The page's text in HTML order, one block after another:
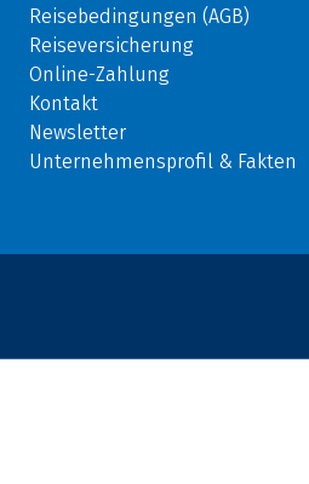
Reisebedingungen (AGB)
Reiseversicherung
Online-Zahlung
Kontakt
Newsletter
Unternehmensprofil & Fakten